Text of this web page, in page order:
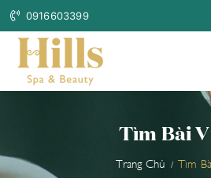
0916603399
Tìm Bài
Trang Chủ Tìm